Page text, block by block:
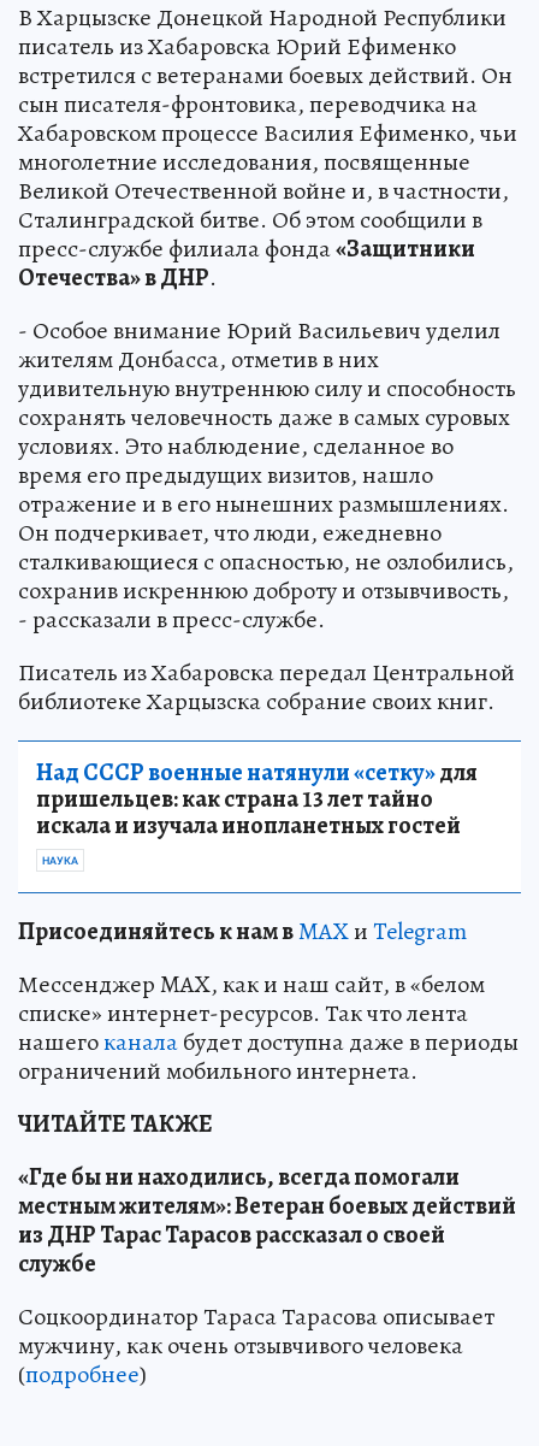
В Харцызске Донецкой Народной Республики
писатель из Хабаровска Юрий Ефименко
встретился с ветеранами боевых действий. Он
сын писателя-фронтовика, переводчика на
Хабаровском процессе Василия Ефименко, чьи
многолетние исследования, посвященные
Великой Отечественной войне и, в частности,
Сталинградской битве. Об этом сообщили в
пресс-службе филиала фонда«Защитники
Отечества» в ДНР.
- Особое внимание Юрий Васильевич уделил
жителям Донбасса, отметив в них
удивительную внутреннюю силу и способность
сохранять человечность даже в самых суровых
условиях. Это наблюдение, сделанное во
время его предыдущих визитов, нашло
отражение и в его нынешних размышлениях.
Он подчеркивает, что люди, ежедневно
сталкивающиеся с опасностью, не озлобились,
сохранив искреннюю доброту и отзывчивость,
- рассказали в пресс-службе.
Писатель из Хабаровска передал Центральной
библиотеке Харцызска собрание своих книг.
Над СССР военные натянули «сетку»для
пришельцев: как страна 13 лет тайно
искала и изучала инопланетных гостей
НАУКА
Присоединяйтесь к нам вMAXиTelegram
Мессенджер MAX, как и наш сайт, в «белом
списке» интернет-ресурсов. Так что лента
нашегоканалабудет доступна даже в периоды
ограничений мобильного интернета.
ЧИТАЙТЕ ТАКЖЕ
«Где бы ни находились, всегда помогали
местным жителям»: Ветеран боевых действий
из ДНР Тарас Тарасов рассказал о своей
службе
Соцкоординатор Тараса Тарасова описывает
мужчину, как очень отзывчивого человека
(подробнее)